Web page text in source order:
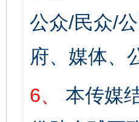
公众/民众/
府、媒体、
6、
本传媒